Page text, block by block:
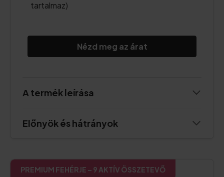
tartalmaz)
Nézd meg az árat
A termék leírása
Előnyök és hátrányok
PREMIUM FEHÉRJE – 9 AKTÍV ÖSSZETEVŐ